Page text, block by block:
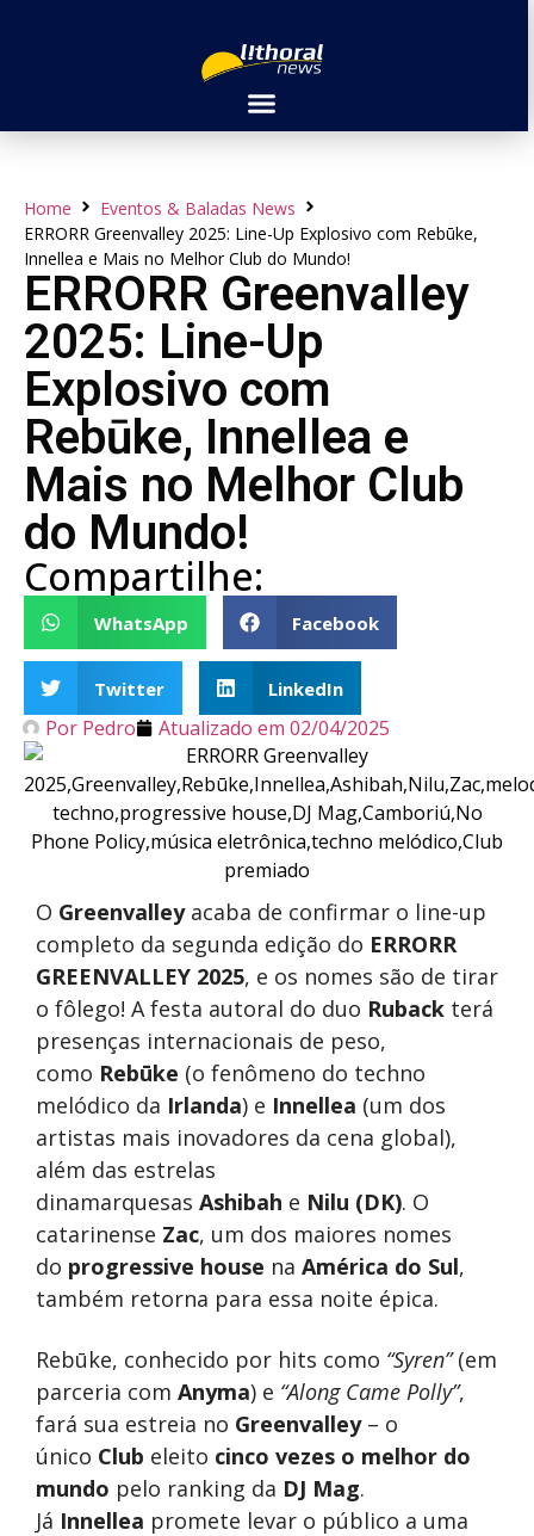
Home
Eventos & Baladas News
ERRORR Greenvalley 2025: Line-Up Explosivo com Rebūke,
Innellea e Mais no Melhor Club do Mundo!
ERRORR Greenvalley
2025: Line-Up
Explosivo com
Rebūke, Innellea e
Mais no Melhor Club
do Mundo!
Compartilhe:
WhatsApp Facebook
Twitter LinkedIn
Por Pedro Atualizado em 02/04/2025
O Greenvalleyacaba de confirmar o line-up
completo da segunda edição do ERRORR
GREENVALLEY 2025, e os nomes são de tirar
o fôlego! A festa autoral do duo Ruback terá
presenças internacionais de peso,
como Rebūke (o fenômeno do techno
melódico da Irlanda) e Innellea (um dos
artistas mais inovadores da cena global),
além das estrelas
dinamarquesas Ashibah e Nilu (DK). O
catarinense Zac, um dos maiores nomes
do progressive house na América do Sul,
também retorna para essa noite épica.
Rebūke, conhecido por hits como “Syren”(em
parceria com Anyma) e “Along Came Polly”,
fará sua estreia no Greenvalley– o
único Club eleito cinco vezes o melhor do
mundo pelo ranking da DJ Mag.
Já Innellea promete levar o público a uma